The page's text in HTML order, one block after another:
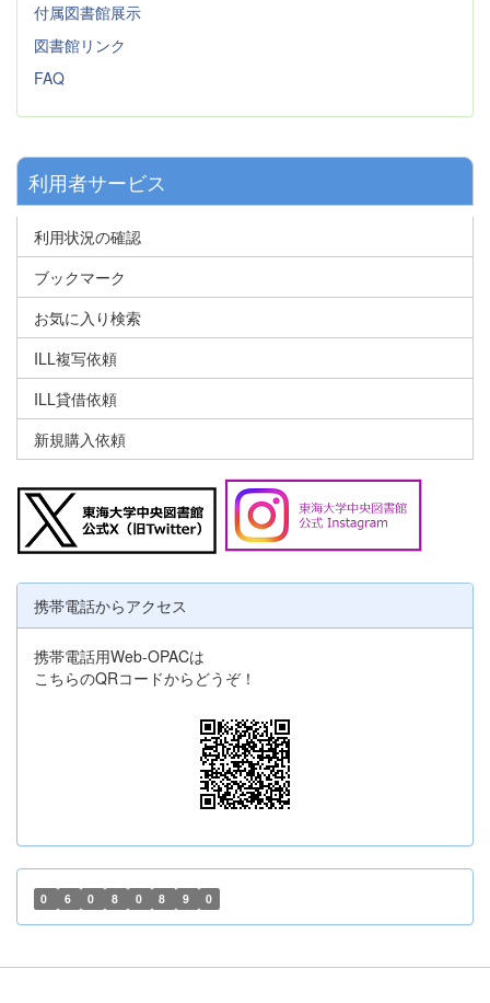
付属図書館展示
図書館リンク
FAQ
利用者サービス
利用状況の確認
ブックマーク
お気に入り検索
ILL複写依頼
ILL貸借依頼
新規購入依頼
携帯電話からアクセス
携帯電話用Web-OPACは
こちらのQRコードからどうぞ！
0 6 0 8 0 8 9 0